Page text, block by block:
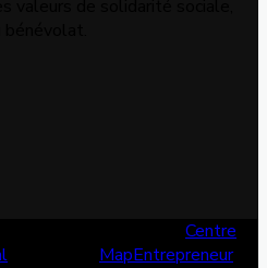
Centre
MapEntrepreneur